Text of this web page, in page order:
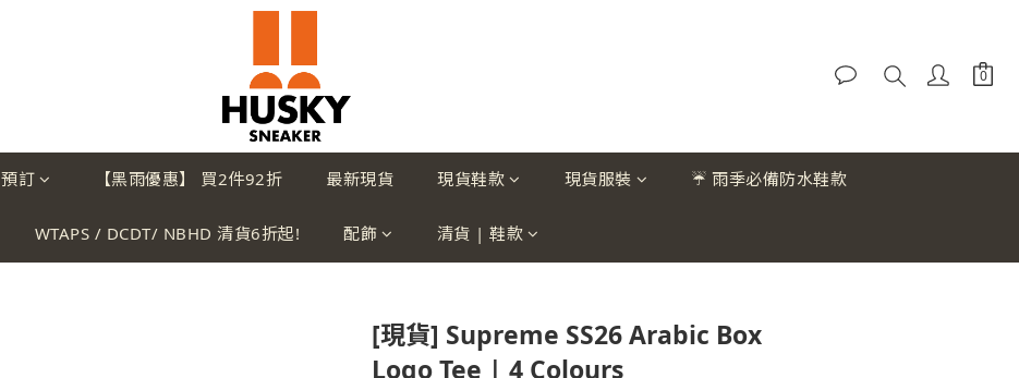
預訂 【黑雨優惠】 買2件92折 最新現貨 現貨鞋款 現貨服裝 ☔ 雨季必備防水鞋款
WTAPS / DCDT/ NBHD 清貨6折起! 配飾 清貨 | 鞋款
[現貨] Supreme SS26 Arabic Box
Logo Tee | 4 Colours